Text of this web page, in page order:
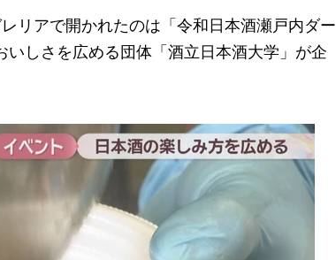
リアで開かれたのは「令和日本酒瀬戸内ダー
いしさを広める団体「酒立日本酒大学」が企